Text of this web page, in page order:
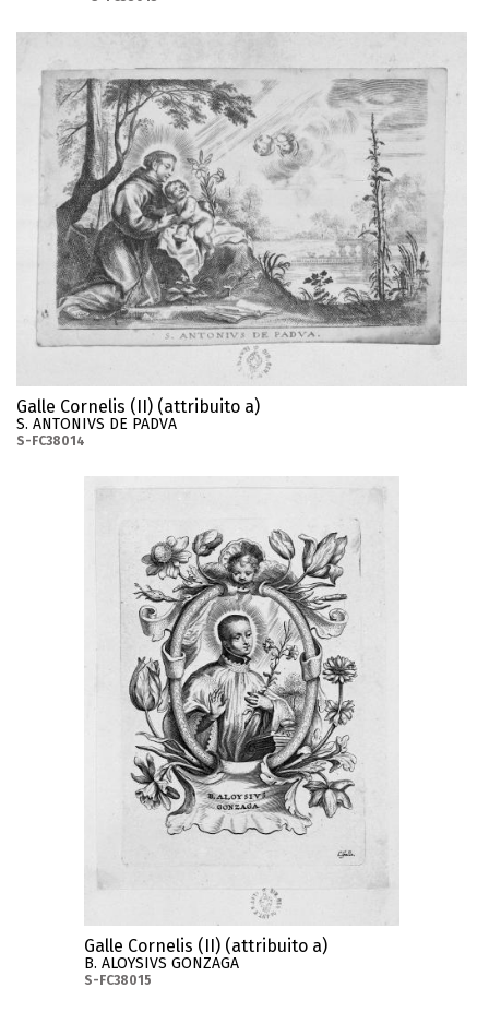
Galle Cornelis (II) (attribuito a)
S. ANTONIVS DE PADVA
S-FC38014
Galle Cornelis (II) (attribuito a)
B. ALOYSIVS GONZAGA
S-FC38015